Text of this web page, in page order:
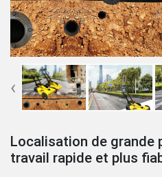
‹
Localisation de grande
travail rapide et plus